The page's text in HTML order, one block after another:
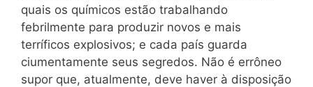
quais os químicos estão trabalhando
febrilmente para produzir novos e mais
terríficos explosivos; e cada país guarda
ciumentamente seus segredos. Não é errôneo
supor que, atualmente, deve haver à disposição